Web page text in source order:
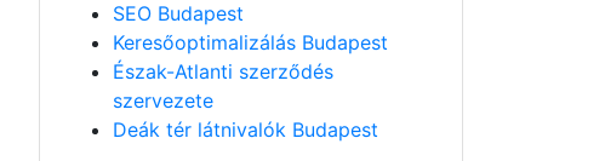
SEO Budapest
Keresőoptimalizálás Budapest
Észak-Atlanti szerződés
szervezete
Deák tér látnivalók Budapest